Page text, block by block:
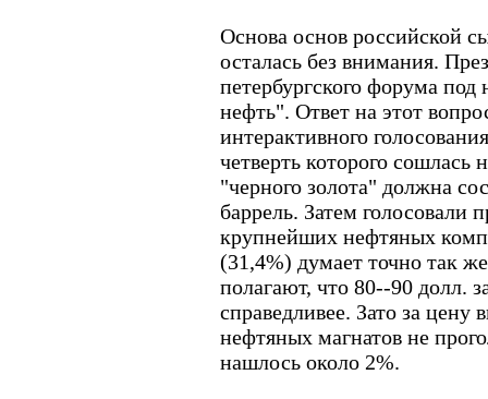
Основа основ российской
осталась без внимания.
петербургского форума
нефть". Ответ на этот
интерактивного
четверть которого сошлась
"черного золота" должна
баррель. Затем
крупнейших нефтяных
(31,4%) думает точно так
полагают, что 80--90 долл.
справедливее. Зато за
нефтяных магнатов не
нашлось около 2%.